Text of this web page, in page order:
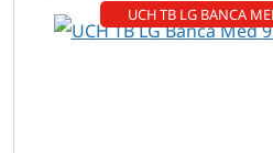
UCH TB LG BANCA